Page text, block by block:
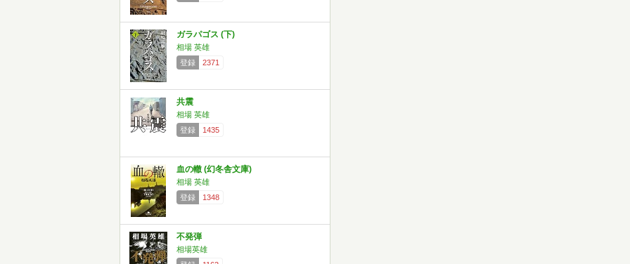
ガラパゴス (下)
相場 英雄
登録
2371
共震
相場 英雄
登録
1435
血の轍 (幻冬舎文庫)
相場 英雄
登録
1348
不発弾
相場英雄